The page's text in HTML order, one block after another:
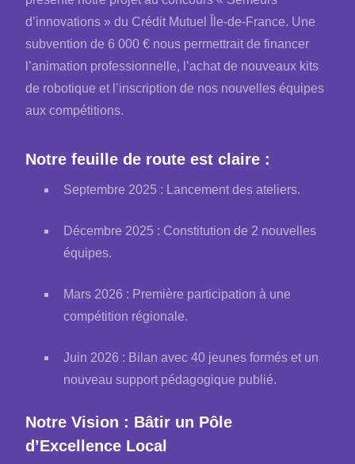
d’innovations » du Crédit Mutuel Île-de-France. Une
subvention de 6 000 € nous permettrait de financer
l’animation professionnelle, l’achat de nouveaux kits
de robotique et l’inscription de nos nouvelles équipes
aux compétitions.
Notre feuille de route est claire :
Septembre 2025 : Lancement des ateliers.
Décembre 2025 : Constitution de 2 nouvelles
équipes.
Mars 2026 : Première participation à une
compétition régionale.
Juin 2026 : Bilan avec 40 jeunes formés et un
nouveau support pédagogique publié.
Notre Vision : Bâtir un Pôle
d’Excellence Local